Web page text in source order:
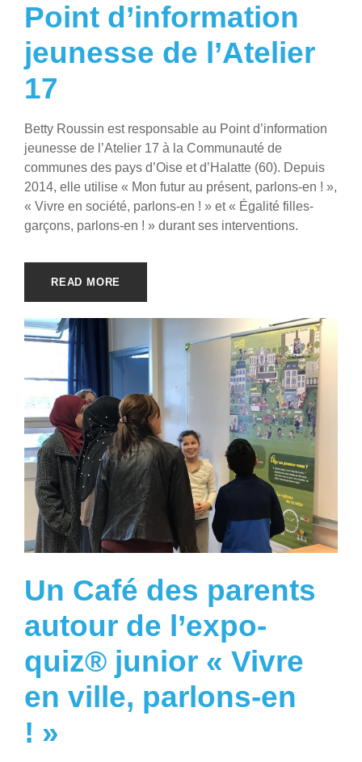
Point d’information
jeunesse de l’Atelier
17
Betty Roussin est responsable au Point d’information
jeunesse de l’Atelier 17 à la Communauté de
communes des pays d’Oise et d’Halatte (60). Depuis
2014, elle utilise « Mon futur au présent, parlons-en ! »,
« Vivre en société, parlons-en ! » et « Égalité filles-
garçons, parlons-en ! » durant ses interventions.
READ MORE
Un Café des parents
autour de l’expo-
quiz® junior « Vivre
en ville, parlons-en
! »